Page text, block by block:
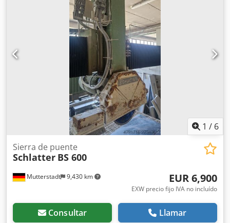
1 / 6
Mutterstadt 9,430 km
Sierra de puente
Schlatter BS 600
EUR 6,900
EXW precio fijo IVA no incluído
Consultar Llamar